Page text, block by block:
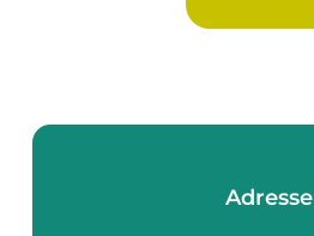
Adresse